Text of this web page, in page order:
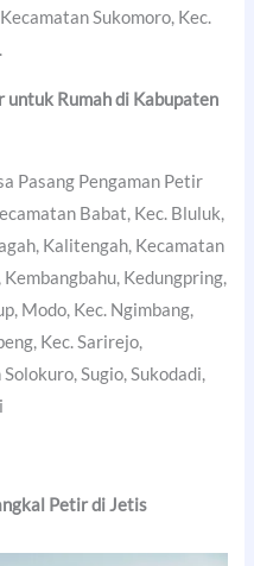
Sukomoro, Kec.
untuk Rumah di Kabupaten
Pasang Pengaman Petir
Babat, Kec. Bluluk,
Kalitengah, Kecamatan
Kedungpring,
Modo, Kec. Ngimbang,
Kec. Sarirejo,
Sugio, Sukodadi,
Petir di Jetis